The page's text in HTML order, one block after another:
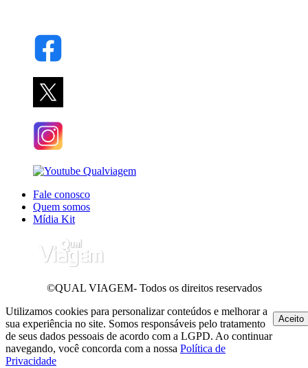
Fale conosco
Quem somos
Mídia Kit
©QUAL VIAGEM- Todos os direitos reservados
Utilizamos cookies para personalizar conteúdos e melhorar a
sua experiência no site. Somos responsáveis pelo tratamento
de seus dados pessoais de acordo com a LGPD. Ao continuar
navegando, você concorda com a nossa Política de
Privacidade
Aceito